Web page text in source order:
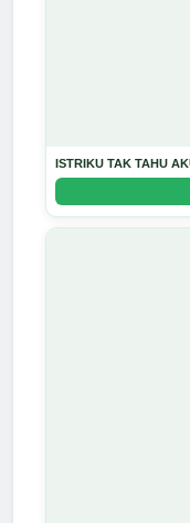
ISTRIKU TAK TAHU